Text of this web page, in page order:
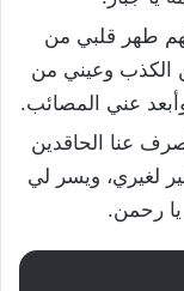
طهر قلبي من
الكذب وعيني من
عني المصائب.
عنا الحاقدين
لغيري، ويسر لي
يا رحمن.